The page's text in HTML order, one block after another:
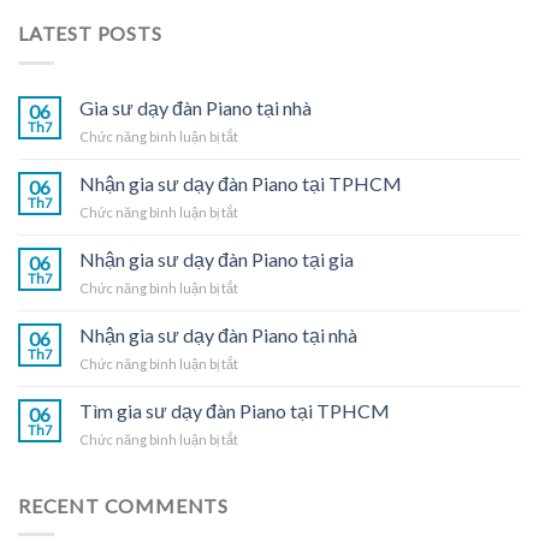
LATEST POSTS
06
Th7
Gia sư dạy đàn Piano tại nhà
Chức năng bình luận bị tắtở
dạy
đàn
tại
06
Th7
Nhận gia sư dạy đàn Piano tại TPHCM
Chức năng bình luận bị tắtở
gia
sư
dạy
Piano
TPHCM
06
Th7
Nhận gia sư dạy đàn Piano tại gia
Chức năng bình luận bị tắtở
gia
sư
dạy
Piano
gia
06
Th7
Nhận gia sư dạy đàn Piano tại nhà
Chức năng bình luận bị tắtở
gia
sư
dạy
06
Th7
Tìm gia sư dạy đàn Piano tại TPHCM
Chức năng bình luận bị tắtở
RECENT COMMENTS